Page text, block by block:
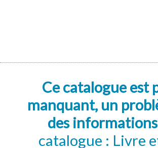
Ce catalogue est
manquant, un
des
catalogue : Livre